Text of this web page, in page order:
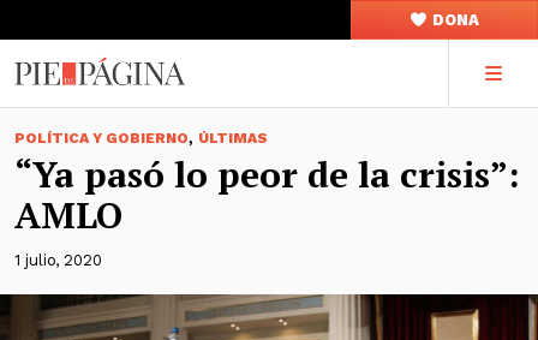
DONA
POLÍTICA Y GOBIERNO, ÚLTIMAS
“Ya pasó lo peor de la crisis”:
AMLO
1 julio, 2020